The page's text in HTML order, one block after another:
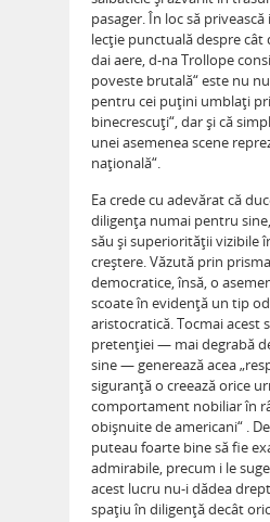
pasager. În loc să
lecţie punctuală despre cât
dai aere, d-na Trollope
poveste brutală“ este nu
pentru cei puţini umblaţi
binecrescuţi“, dar şi că
unei asemenea scene
naţională“.
Ea crede cu adevărat că
diligenţa numai pentru
său şi superiorităţii vizibile
creştere. Văzută prin
democratice, însă, o
scoate în evidenţă un tip
aristocratică. Tocmai acest
pretenţiei — mai degrabă
sine — generează acea
siguranţă o creează orice
comportament nobiliar în
obişnuite de americani“ .
puteau foarte bine să fie
admirabile, precum i le
acest lucru nu-i dădea
spaţiu în diligenţă decât